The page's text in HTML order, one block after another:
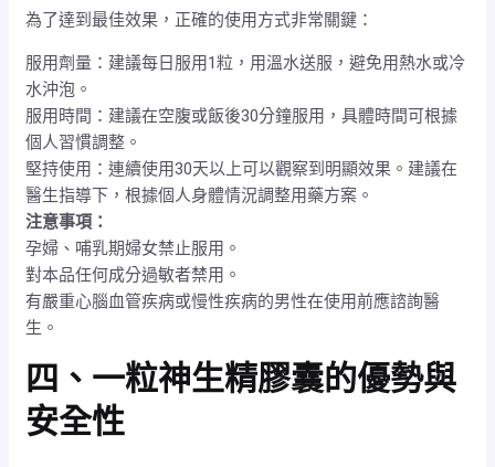
為了達到最佳效果，正確的使用方式非常關鍵：
服用劑量：建議每日服用1粒，用溫水送服，避免用熱水或冷
水沖泡。
服用時間：建議在空腹或飯後30分鐘服用，具體時間可根據
個人習慣調整。
堅持使用：連續使用30天以上可以觀察到明顯效果。建議在
醫生指導下，根據個人身體情況調整用藥方案。
注意事項：
孕婦、哺乳期婦女禁止服用。
對本品任何成分過敏者禁用。
有嚴重心腦血管疾病或慢性疾病的男性在使用前應諮詢醫
生。
四、一粒神生精膠囊的優勢與
安全性